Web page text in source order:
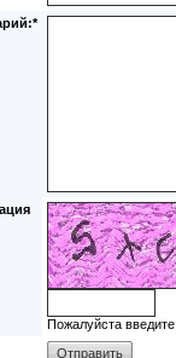
Пожалуйста